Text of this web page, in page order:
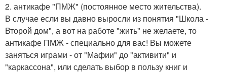
2. антикафе "ПМЖ" (постоянное место жительства).
В случае если вы давно выросли из понятия "Школа -
Второй дом", а вот на работе "жить" не желаете, то
антикафе ПМЖ - специально для вас! Вы можете
заняться играми - от "Мафии" до "активити" и
"каркассона", или сделать выбор в пользу книг и